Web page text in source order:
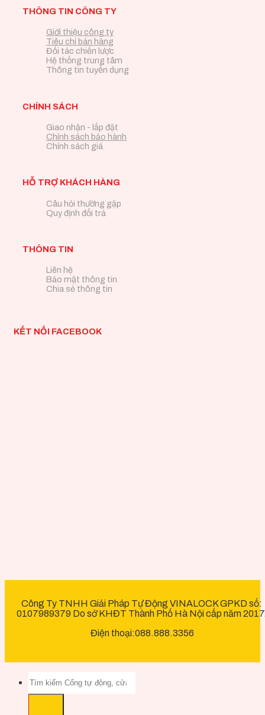
THÔNG TIN CÔNG TY
Giới thiệu công ty
Tiêu chí bán hàng
Đối tác chiến lược
Hệ thống trung tâm
Thông tin tuyển dụng
CHÍNH SÁCH
Giao nhận - lắp đặt
Chính sách bảo hành
Chính sách giá
HỖ TRỢ KHÁCH HÀNG
Câu hỏi thường gặp
Quy định đổi trả
THÔNG TIN
Liên hệ
Bảo mật thông tin
Chia sẻ thông tin
KẾT NỐI FACEBOOK
Công Ty TNHH Giải Pháp Tự Động VINALOCK GPKD số:
0107989379 Do sở KHĐT Thành Phố Hà Nội cấp năm
Điện thoại:088.888.3356